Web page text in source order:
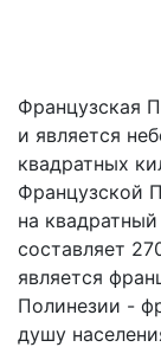
Французская
и является
квадратных
Французской
на
составляет
является
Полинезии -
душу